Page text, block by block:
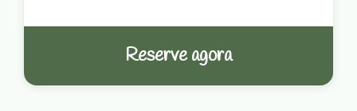
Reserve agora